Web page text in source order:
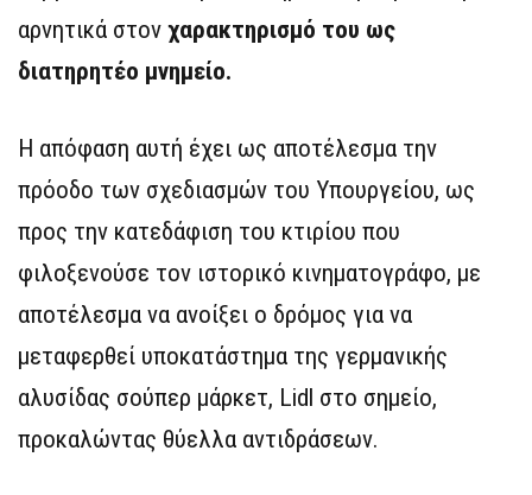
αρνητικά στον χαρακτηρισμό του ως
διατηρητέο μνημείο.
Η απόφαση αυτή έχει ως αποτέλεσμα την
πρόοδο των σχεδιασμών του Υπουργείου, ως
προς την κατεδάφιση του κτιρίου που
φιλοξενούσε τον ιστορικό κινηματογράφο, με
αποτέλεσμα να ανοίξει ο δρόμος για να
μεταφερθεί υποκατάστημα της γερμανικής
αλυσίδας σούπερ μάρκετ, Lidl στο σημείο,
προκαλώντας θύελλα αντιδράσεων.